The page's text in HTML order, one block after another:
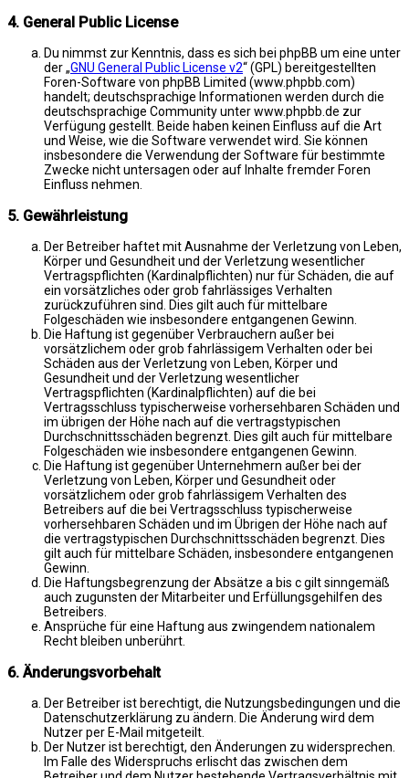
4. General Public License
Du nimmst zur Kenntnis, dass es sich bei phpBB um eine unter
der „GNU General Public License v2“ (GPL) bereitgestellten
Foren-Software von phpBB Limited (www.phpbb.com)
handelt; deutschsprachige Informationen werden durch die
deutschsprachige Community unter www.phpbb.de zur
Verfügung gestellt. Beide haben keinen Einfluss auf die Art
und Weise, wie die Software verwendet wird. Sie können
insbesondere die Verwendung der Software für bestimmte
Zwecke nicht untersagen oder auf Inhalte fremder Foren
Einfluss nehmen.
5. Gewährleistung
Der Betreiber haftet mit Ausnahme der Verletzung von Leben,
Körper und Gesundheit und der Verletzung wesentlicher
Vertragspflichten (Kardinalpflichten) nur für Schäden, die auf
ein vorsätzliches oder grob fahrlässiges Verhalten
zurückzuführen sind. Dies gilt auch für mittelbare
Folgeschäden wie insbesondere entgangenen Gewinn.
Die Haftung ist gegenüber Verbrauchern außer bei
vorsätzlichem oder grob fahrlässigem Verhalten oder bei
Schäden aus der Verletzung von Leben, Körper und
Gesundheit und der Verletzung wesentlicher
Vertragspflichten (Kardinalpflichten) auf die bei
Vertragsschluss typischerweise vorhersehbaren Schäden und
im übrigen der Höhe nach auf die vertragstypischen
Durchschnittsschäden begrenzt. Dies gilt auch für mittelbare
Folgeschäden wie insbesondere entgangenen Gewinn.
Die Haftung ist gegenüber Unternehmern außer bei der
Verletzung von Leben, Körper und Gesundheit oder
vorsätzlichem oder grob fahrlässigem Verhalten des
Betreibers auf die bei Vertragsschluss typischerweise
vorhersehbaren Schäden und im Übrigen der Höhe nach auf
die vertragstypischen Durchschnittsschäden begrenzt. Dies
gilt auch für mittelbare Schäden, insbesondere entgangenen
Gewinn.
Die Haftungsbegrenzung der Absätze a bis c gilt sinngemäß
auch zugunsten der Mitarbeiter und Erfüllungsgehilfen des
Betreibers.
Ansprüche für eine Haftung aus zwingendem nationalem
Recht bleiben unberührt.
6. Änderungsvorbehalt
Der Betreiber ist berechtigt, die Nutzungsbedingungen und die
Datenschutzerklärung zu ändern. Die Änderung wird dem
Nutzer per E-Mail mitgeteilt.
Der Nutzer ist berechtigt, den Änderungen zu widersprechen.
Im Falle des Widerspruchs erlischt das zwischen dem